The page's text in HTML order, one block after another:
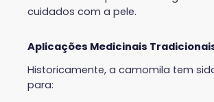
cuidados com a pele.
Aplicações Medicinais
Historicamente, a camomila tem
para: